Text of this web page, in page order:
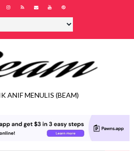
ANIF MENULIS (BEAM)